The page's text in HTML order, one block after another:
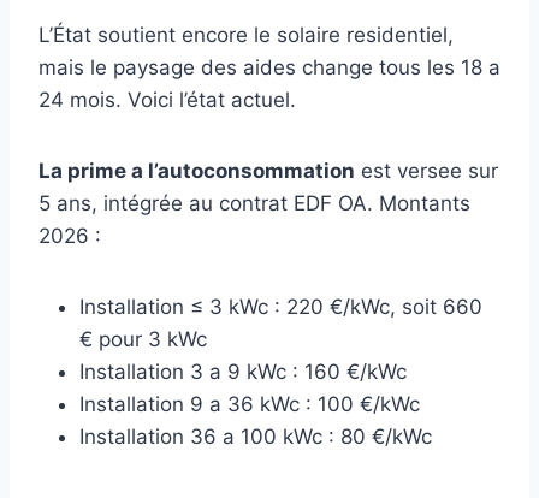
L’État soutient encore le solaire residentiel,
mais le paysage des aides change tous les 18 a
24 mois. Voici l’état actuel.
La prime a l’autoconsommation est versee sur
5 ans, intégrée au contrat EDF OA. Montants
2026 :
Installation ≤ 3 kWc : 220 €/kWc, soit 660
€ pour 3 kWc
Installation 3 a 9 kWc : 160 €/kWc
Installation 9 a 36 kWc : 100 €/kWc
Installation 36 a 100 kWc : 80 €/kWc